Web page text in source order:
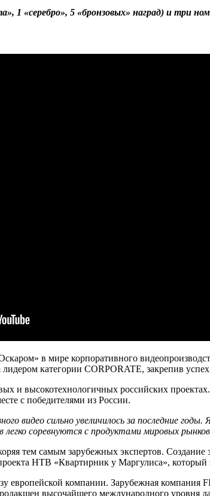
1 «серебро», 5 «бронзовых» наград) и три
в мире корпоративного
категории CORPORATE, закрепив
высокотехнологичных российских
с победителями из России.
видео сильно увеличилось за последние
соревнуются с продуктами мировых
тем самым зарубежных экспертов.
НТВ «Квартирник у Маргулиса», который
европейской компании. Зарубежная компания
высочайшего международного уровня